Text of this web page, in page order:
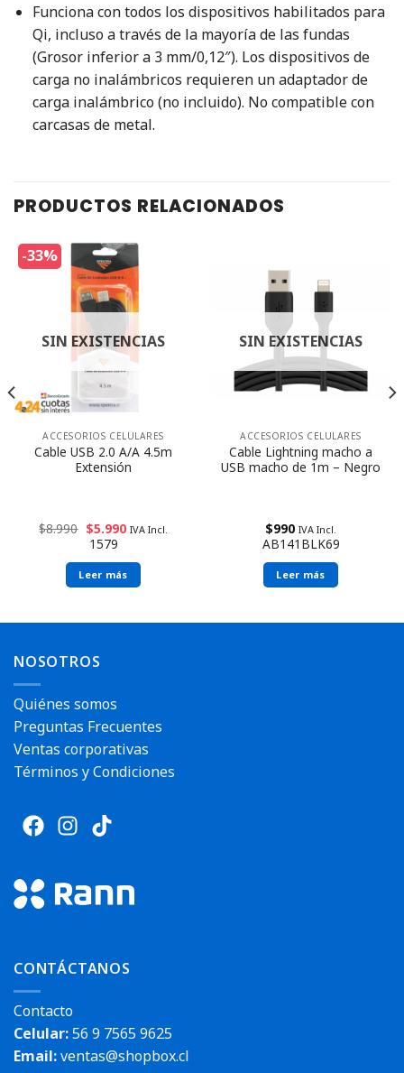
Funciona con todos los dispositivos habilitados para
Qi, incluso a través de la mayoría de las fundas
(Grosor inferior a 3 mm/0,12″). Los dispositivos de
carga no inalámbricos requieren un adaptador de
carga inalámbrico (no incluido). No compatible con
carcasas de metal.
PRODUCTOS RELACIONADOS
-33%
SIN EXISTENCIAS
ACCESORIOS CELULARES
Cable USB 2.0 A/A 4.5m
Extensión
$8.990 $5.990 IVA Incl.
1579
Leer más
SIN EXISTENCIAS
ACCESORIOS CELULARES
Cable Lightning macho a
USB macho de 1m – Negro
$990 IVA Incl.
AB141BLK69
Leer más
NOSOTROS
Quiénes somos
Preguntas Frecuentes
Ventas corporativas
Términos y Condiciones
CONTÁCTANOS
Contacto
Celular:56 9 7565 9625
Email:ventas@shopbox.cl